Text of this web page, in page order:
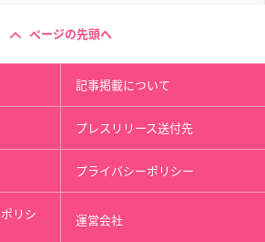
ページの先頭へ
記事掲載について
プレスリリース送付先
プライバシーポリシー
リシ 運営会社